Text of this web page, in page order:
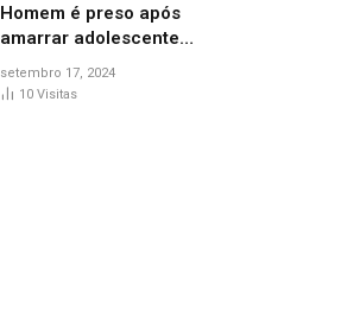
Homem é preso após
amarrar adolescente
suspeito de furto em
estaca de cerca e
setembro 17, 2024
10 Visitas